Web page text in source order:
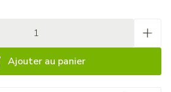
Ajouter au panier